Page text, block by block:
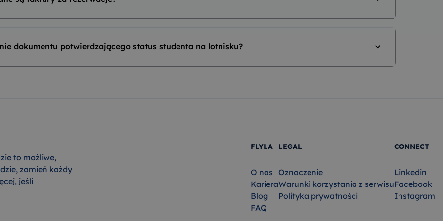
dokumentu potwierdzającego status studenta na lotnisku?
to możliwe,
zamień każdy
jeśli
FLYLA
O nas
Kariera
Blog
FAQ
LEGAL
Oznaczenie
Warunki korzystania z serwisu
Polityka prywatności
CONNECT
Linkedin
Facebook
Instagram